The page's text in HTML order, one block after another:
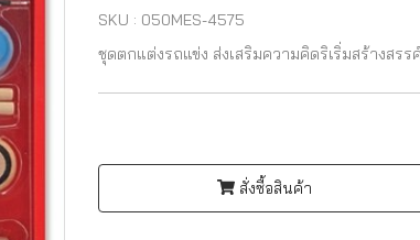
SKU : 050MES-4575
ชุดตกแต่งรถแข่ง ส่งเสริมความคิดริเริ่มสร้างส
สั่งซื้อสินค้า